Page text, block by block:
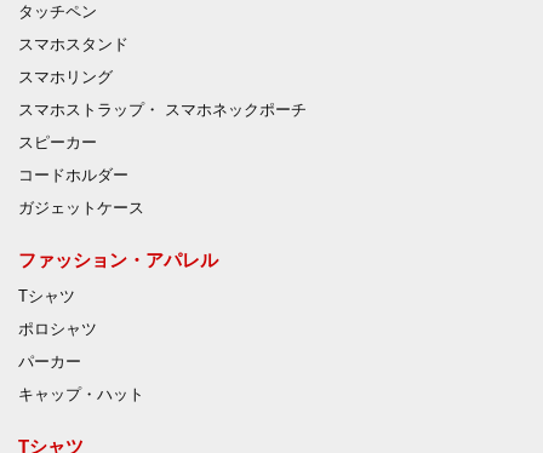
タッチペン
スマホスタンド
スマホリング
スマホストラップ・ スマホネックポーチ
スピーカー
コードホルダー
ガジェットケース
ファッション・アパレル
Tシャツ
ポロシャツ
パーカー
キャップ・ハット
Tシャツ